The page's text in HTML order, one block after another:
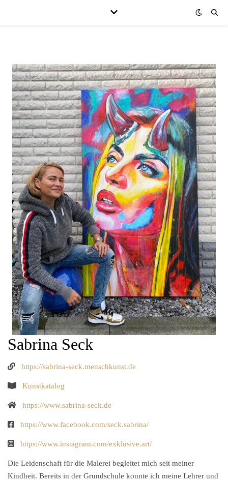
Sabrina Seck
https://sabrina-seck.menschkunst.de
Kunstkatalog
https://www.sabrina-seck.de
https://www.facebook.com/seck.sabrina/
https://www.instagram.com/exklusive.art/
Die Leidenschaft für die Malerei begleitet mich seit meiner
Kindheit. Bereits in der Grundschule konnte ich meine Lehrer und